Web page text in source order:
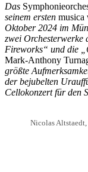
Das
seinem ersten musica
Oktober 2024 im
zwei Orchesterwerke
Fireworks“ und die
Mark-Anthony
größte
der bejubelten
Cellokonzert für den
Nicolas